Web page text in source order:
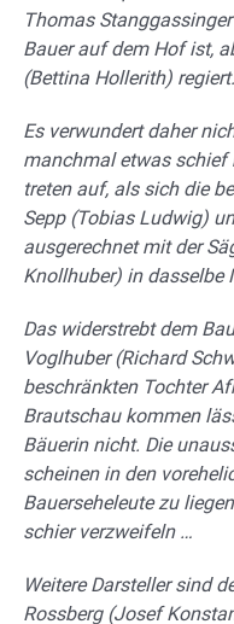
Thomas
Bauer auf dem Hof ist,
(Bettina Hollerith) regiert.
Es verwundert daher
manchmal etwas schief
treten auf, als sich die
Sepp (Tobias Ludwig)
ausgerechnet mit der
Knollhuber) in dasselbe
Das widerstrebt dem
Voglhuber (Richard
beschränkten Tochter
Brautschau kommen
Bäuerin nicht. Die
scheinen in den
Bauerseheleute zu
schier verzweifeln …
Weitere Darsteller sind
Rossberg (Josef